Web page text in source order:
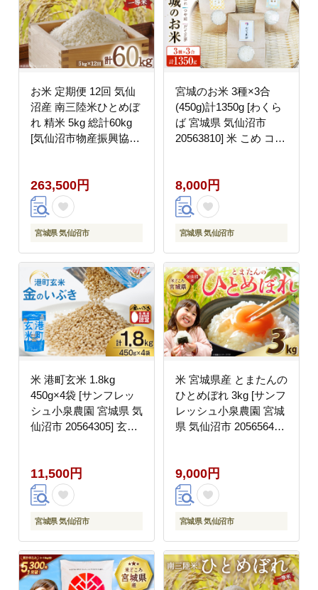
お米 定期便 12回 気仙
沼産 南三陸米ひとめぼ
れ 精米 5kg 総計60kg
[気仙沼市物産振興協会
めぼれ ブランド米 お米
ごはん 宮城
263,500円
宮城県 気仙沼市
宮城のお米 3種×3合
(450g)計1350g [わくら
ば 宮城県 気仙沼市
20563810] 米 こめ コメ
8,000円
宮城県 気仙沼市
米 港町玄米 1.8kg
450g×4袋 [サンフレッ
シュ小泉農園 宮城県 気
仙沼市 20564305] 玄米
け 金のいぶき
11,500円
宮城県 気仙沼市
米 宮城県産 とまたんの
ひとめぼれ 3kg [サンフ
レッシュ小泉農園 宮城
県 気仙沼市 20565645]
コメ こめ お米 小分け
家庭用
9,000円
宮城県 気仙沼市